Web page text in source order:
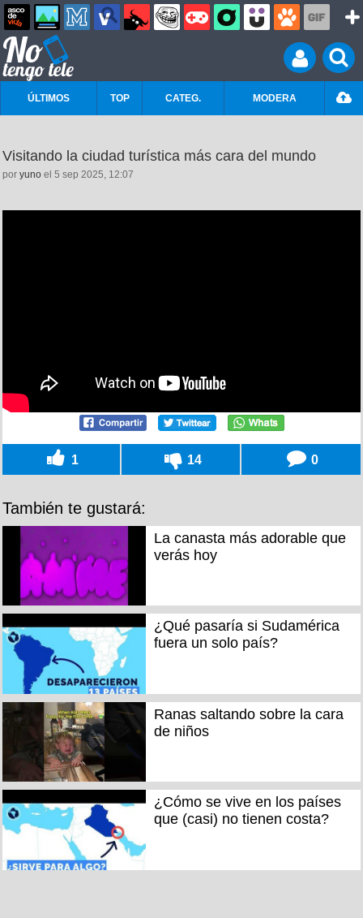
ÚLTIMOS TOP CATEG. MODERA
Visitando la ciudad turística más cara del mundo
por yuno el 5 sep 2025, 12:07
1 14 0
También te gustará:
La canasta más adorable que
verás hoy
¿Qué pasaría si Sudamérica
fuera un solo país?
Ranas saltando sobre la cara
de niños
¿Cómo se vive en los países
que (casi) no tienen costa?